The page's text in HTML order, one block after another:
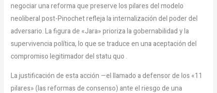
negociar una reforma que preserve los pilares del modelo
neoliberal post-Pinochet refleja la internalización del poder del
adversario. La figura de «Jara» prioriza la gobernabilidad y la
supervivencia política, lo que se traduce en una aceptación del
compromiso legitimador del statu quo .
La justificación de esta acción —el llamado a defensor de los «11
pilares» (las reformas de consenso) ante el riesgo de una